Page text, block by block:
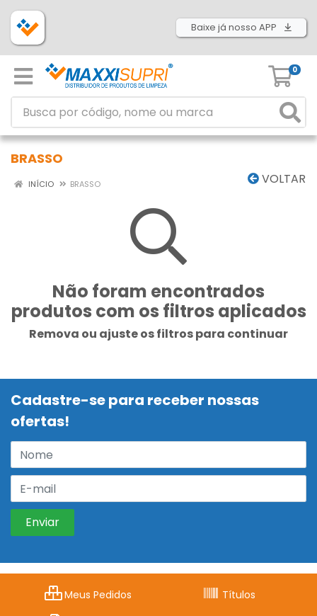
Baixe já nosso APP
0
BRASSO
VOLTAR
INÍCIO BRASSO
Não foram encontrados
produtos com os filtros aplicados
Remova ou ajuste os filtros para continuar
Cadastre-se para receber nossas
ofertas!
Meus Pedidos
Títulos